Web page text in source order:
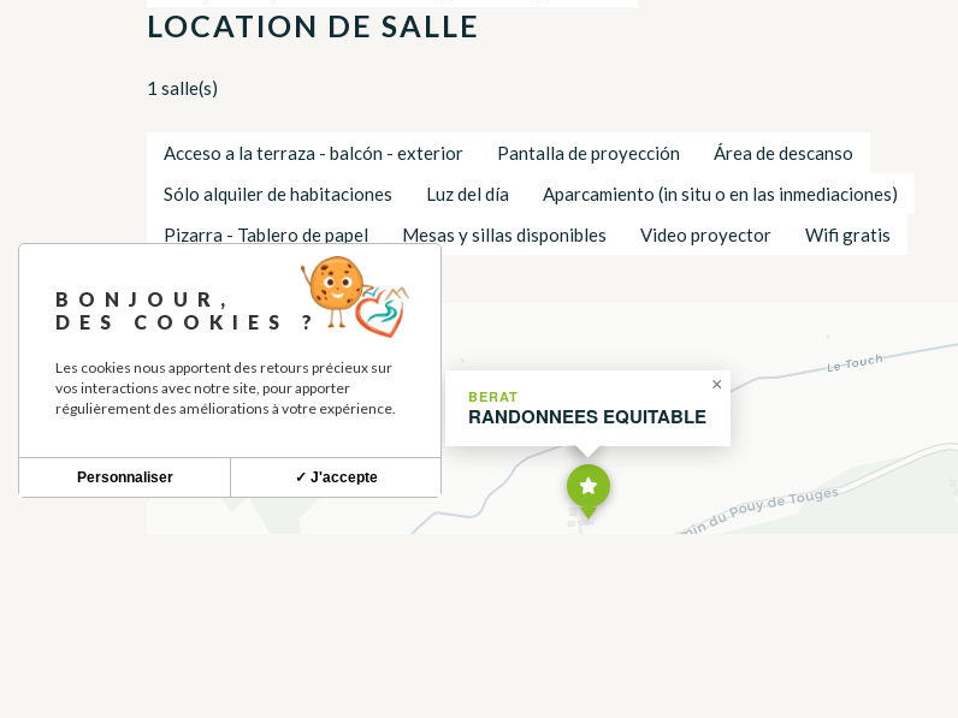
LOCATION DE SALLE
1 salle(s)
Acceso a la terraza - balcón - exterior Pantalla de proyección
Área de descanso
Sólo alquiler de habitaciones
Luz del día
Aparcamiento (in situ o en las inmediaciones)
Pizarra - Tablero de papel
Mesas y sillas disponibles Video proyector Wifi gratis
UBICACIÓN
BERAT
RANDONNEES EQUITABLE
×
+
−
BONJOUR,
DES COOKIES ?
Les cookies nous apportent des retours précieux sur
vos interactions avec notre site, pour apporter
régulièrement des améliorations à votre expérience.
✓ J'accepte
Personnaliser